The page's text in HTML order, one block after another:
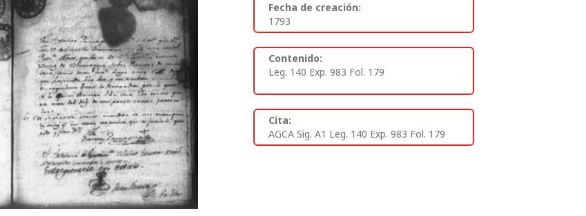
Fecha de creación:
1793
Contenido:
Leg. 140 Exp. 983 Fol. 179
Cita:
AGCA Sig. A1 Leg. 140 Exp. 983 Fol. 179